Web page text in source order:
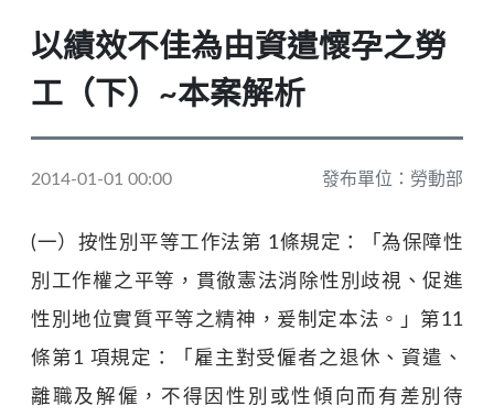
以績效不佳為由資遣懷孕之勞
工（下）~本案解析
2014-01-01 00:00 發布單位：勞動部
(一）按性別平等工作法第 1條規定：「為保障性
別工作權之平等，貫徹憲法消除性別歧視、促進
性別地位實質平等之精神，爰制定本法。」第11
條第1 項規定：「雇主對受僱者之退休、資遣、
離職及解僱，不得因性別或性傾向而有差別待